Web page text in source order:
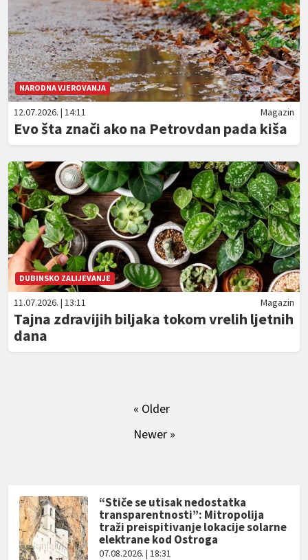
NARODNA VJEROVANJA
12.07.2026. | 14:11 Magazin
Evo šta znači ako na Petrovdan pada kiša
DUBINSKO ZALIJEVANJE
11.07.2026. | 13:11 Magazin
Tajna zdravijih biljaka tokom vrelih ljetnih
dana
« Older
Newer »
“Stiče se utisak nedostatka
transparentnosti”: Mitropolija
traži preispitivanje lokacije solarne
elektrane kod Ostroga
07.08.2026. | 18:31